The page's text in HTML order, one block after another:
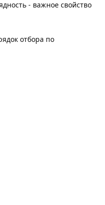
- важное свойство
отбора по